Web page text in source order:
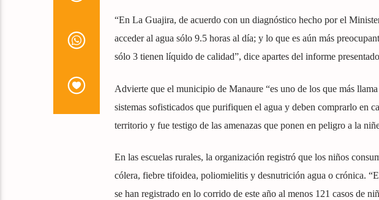
“En La Guajira, de acuerdo con un diagnóstico hecho por el
acceder al agua sólo 9.5 horas al día; y lo que es aún más
sólo 3 tienen líquido de calidad”, dice apartes del informe
Advierte que el municipio de Manaure “es uno de los que más
sistemas sofisticados que purifiquen el agua y deben comprarlo en
territorio y fue testigo de las amenazas que ponen en peligro a la
En las escuelas rurales, la organización registró que los niños
cólera, fiebre tifoidea, poliomielitis y desnutrición agua o crónica.
se han registrado en lo corrido de este año al menos 121 casos de